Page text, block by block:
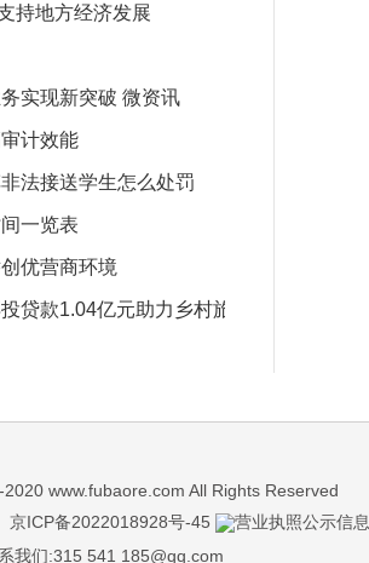
持地方经济发展
实现新突破 微资讯
计效能
法接送学生怎么处罚
一览表
优营商环境
贷款1.04亿元助力乡村旅游公路建设
2020 www.fubaore.com All Rights Reserved
京ICP备2022018928号-45
营业执照公示信息
我们:315 541 185@qq.com